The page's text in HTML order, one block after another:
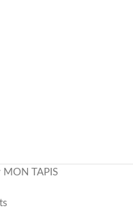
TAPIS